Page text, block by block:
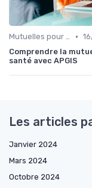
Mutuelles pour Particuliers •
Comprendre la
santé avec APGIS
Les articles
Janvier 2024
Mars 2024
Octobre 2024